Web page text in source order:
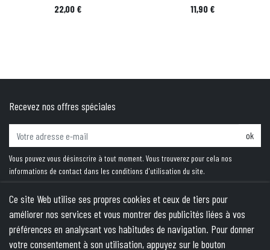
Prix
22,00 € Prix
11,90 €
Recevez nos offres spéciales
ok
Vous pouvez vous désinscrire à tout moment. Vous trouverez pour cela nos
informations de contact dans les conditions d'utilisation du site.
PRODUITS
NOTRE SOCIÉTÉ
Ce site Web utilise ses propres cookies et ceux de tiers pour
améliorer nos services et vous montrer des publicités liées à vos
préférences en analysant vos habitudes de navigation. Pour donner
votre consentement à son utilisation, appuyez sur le bouton